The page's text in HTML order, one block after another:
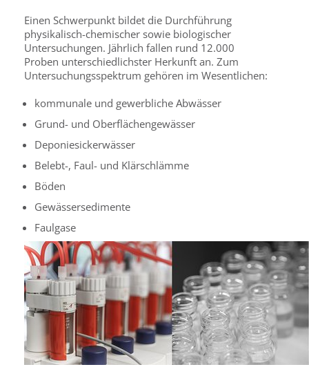
Einen Schwerpunkt bildet die Durchführung
physikalisch-chemischer sowie biologischer
Untersuchungen. Jährlich fallen rund 12.000
Proben unterschiedlichster Herkunft an. Zum
Untersuchungsspektrum gehören im Wesentlichen:
kommunale und gewerbliche Abwässer
Grund- und Oberflächengewässer
Deponiesickerwässer
Belebt-, Faul- und Klärschlämme
Böden
Gewässersedimente
Faulgase